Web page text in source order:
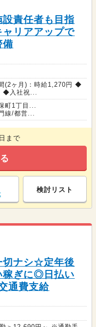
設責任者も目指
ャリアアップで
備
(2ヶ月)：時給1,270円 ◆
◆入社祝...
町1丁目...
線/都営...
まで
検討リスト
切ナシ☆定年後
稼ぎに◎日払い
通費支給